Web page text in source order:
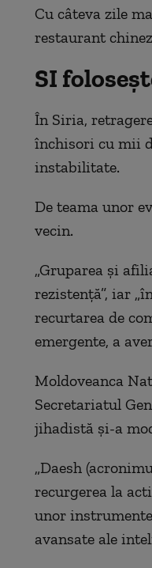
Cu câteva zile
restaurant
SI
În Siria,
închisori cu mii
instabilitate.
De teama unor
vecin.
„Gruparea şi
rezistenţă”, iar
recurtarea de
emergente, a
Moldoveanca
Secretariatul
jihadistă şi-a
„Daesh
recurgerea la
unor
avansate ale